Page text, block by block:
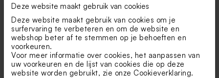
Deze website maakt gebruik van cookies
Deze website maakt gebruik van cookies om je
surfervaring te verbeteren en om de website en
webshop beter af te stemmen op je behoeften en
voorkeuren.
Voor meer informatie over cookies, het aanpassen van
uw voorkeuren en de lijst van cookies die op deze
website worden gebruikt, zie onze Cookieverklaring.
Klassieke, staande
trouwkaart 'Yes we do' groen
Stijlvolle trouwkaart met
folie en roze katoenen lint